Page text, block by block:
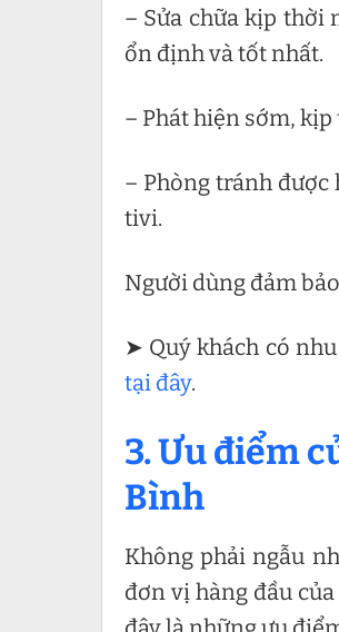
– Sửa chữa kịp
ổn định và tốt nhất.
– Phát hiện sớm,
– Phòng tránh
tivi.
Người dùng đảm
➤ Quý khách có
tại đây.
3. Ưu điểm
Bình
Không phải ngẫu
đơn vị hàng đầu